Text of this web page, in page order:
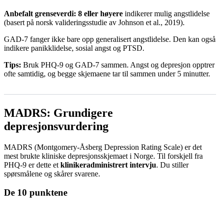
Anbefalt grenseverdi: 8 eller høyere indikerer mulig angstlidelse
(basert på norsk valideringsstudie av Johnson et al., 2019).
GAD-7 fanger ikke bare opp generalisert angstlidelse. Den kan også
indikere panikklidelse, sosial angst og PTSD.
Tips: Bruk PHQ-9 og GAD-7 sammen. Angst og depresjon opptrer
ofte samtidig, og begge skjemaene tar til sammen under 5 minutter.
MADRS: Grundigere
depresjonsvurdering
MADRS (Montgomery-Åsberg Depression Rating Scale) er det
mest brukte kliniske depresjonsskjemaet i Norge. Til forskjell fra
PHQ-9 er dette et klinikeradministrert intervju. Du stiller
spørsmålene og skårer svarene.
De 10 punktene